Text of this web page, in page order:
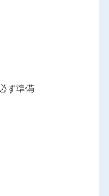
ず準備